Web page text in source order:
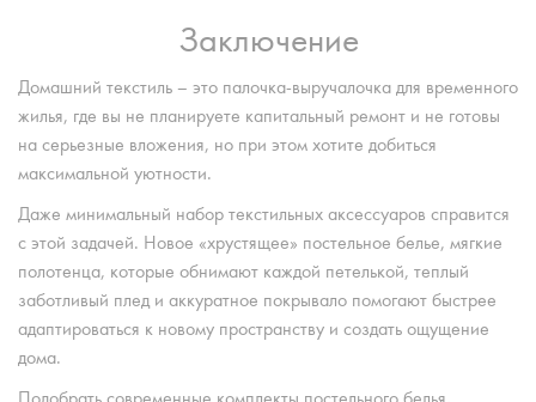
Заключение
Домашний текстиль – это палочка-выручалочка для временного
жилья, где вы не планируете капитальный ремонт и не готовы
на серьезные вложения, но при этом хотите добиться
максимальной уютности.
Даже минимальный набор текстильных аксессуаров справится
с этой задачей. Новое «хрустящее» постельное белье, мягкие
полотенца, которые обнимают каждой петелькой, теплый
заботливый плед и аккуратное покрывало помогают быстрее
адаптироваться к новому пространству и создать ощущение
дома.